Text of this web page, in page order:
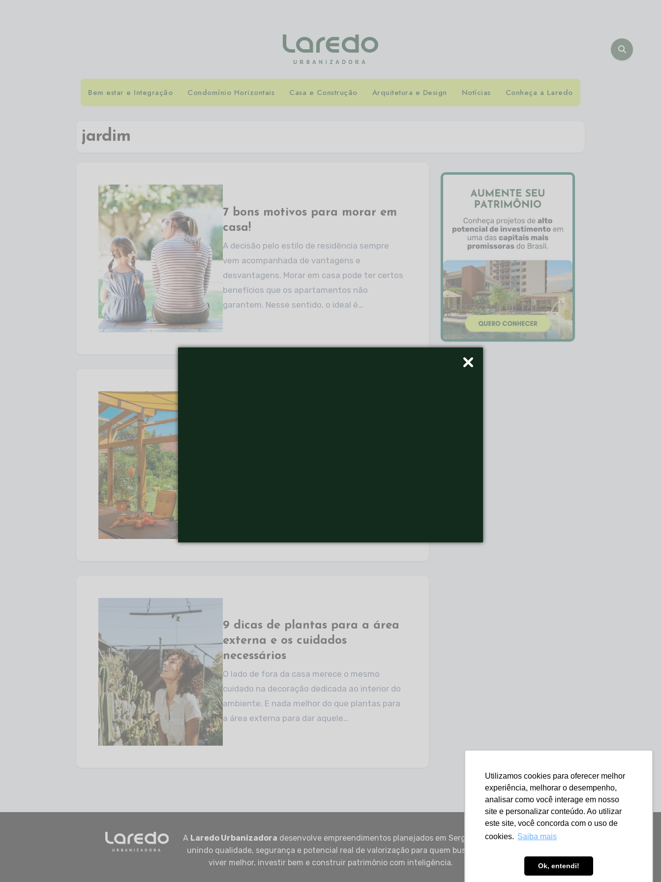
Utilizamos cookies para oferecer melhor
experiência, melhorar o desempenho,
analisar como você interage em nosso
site e personalizar conteúdo. Ao utilizar
este site, você concorda com o uso de
cookies. Saiba mais
Ok, entendi!
Bem estar e Integração Condomínio Horizontais Casa e Construção Arquitetura e Design Notícias Conheça a Laredo
jardim
7 bons motivos para morar em
casa!
A decisão pelo estilo de residência sempre
vem acompanhada de vantagens e
desvantagens. Morar em casa pode ter certos
benefícios que os apartamentos não
garantem. Nesse sentido, o ideal é…
9 dicas de plantas para a área
externa e os cuidados
necessários
O lado de fora da casa merece o mesmo
cuidado na decoração dedicada ao interior do
ambiente. E nada melhor do que plantas para
a área externa para dar aquele…
A Laredo Urbanizadora desenvolve empreendimentos planejados em Sergipe,
unindo qualidade, segurança e potencial real de valorização para quem busca
viver melhor, investir bem e construir patrimônio com inteligência.